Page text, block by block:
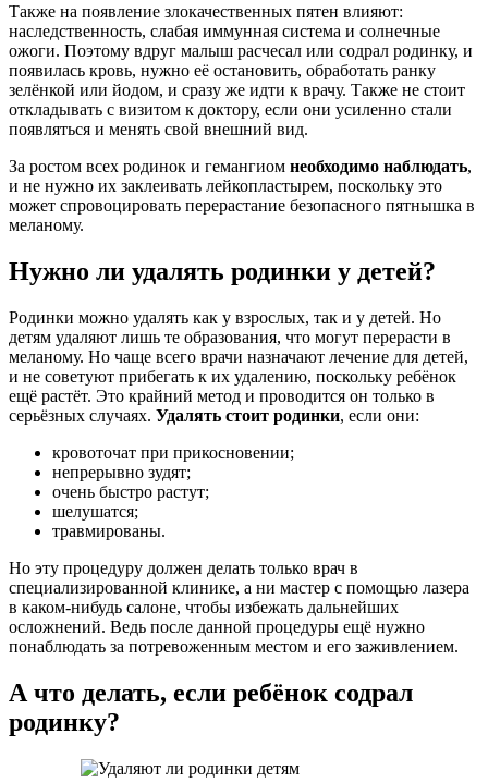
Также на появление злокачественных пятен влияют:
наследственность, слабая иммунная система и солнечные
ожоги. Поэтому вдруг малыш расчесал или содрал родинку, и
появилась кровь, нужно её остановить, обработать ранку
зелёнкой или йодом, и сразу же идти к врачу. Также не стоит
откладывать с визитом к доктору, если они усиленно стали
появляться и менять свой внешний вид.
За ростом всех родинок и гемангиом необходимо наблюдать,
и не нужно их заклеивать лейкопластырем, поскольку это
может спровоцировать перерастание безопасного пятнышка в
меланому.
Нужно ли удалять родинки у детей?
Родинки можно удалять как у взрослых, так и у детей. Но
детям удаляют лишь те образования, что могут перерасти в
меланому. Но чаще всего врачи назначают лечение для детей,
и не советуют прибегать к их удалению, поскольку ребёнок
ещё растёт. Это крайний метод и проводится он только в
серьёзных случаях. Удалять стоит родинки, если они:
кровоточат при прикосновении;
непрерывно зудят;
очень быстро растут;
шелушатся;
травмированы.
Но эту процедуру должен делать только врач в
специализированной клинике, а ни мастер с помощью лазера
в каком-нибудь салоне, чтобы избежать дальнейших
осложнений. Ведь после данной процедуры ещё нужно
понаблюдать за потревоженным местом и его заживлением.
А что делать, если ребёнок содрал
родинку?